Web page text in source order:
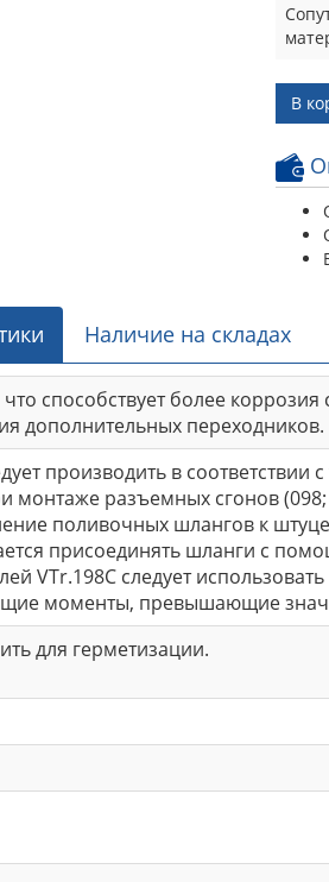
В
Наличие на складах
способствует более
дополнительных переходников.
производить в
монтаже разъемных сгонов
поливочных шлангов к
присоединять шланги с
VTr.198C следует
моменты, превышающие
для герметизации.